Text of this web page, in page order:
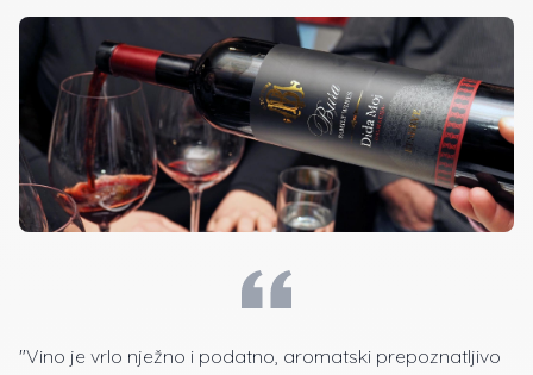
"Vino je vrlo nježno i podatno, aromatski prepoznatljivo